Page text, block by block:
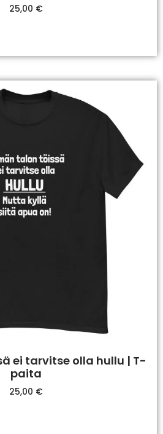
25,00 €
ei tarvitse olla hullu | T-
paita
25,00 €